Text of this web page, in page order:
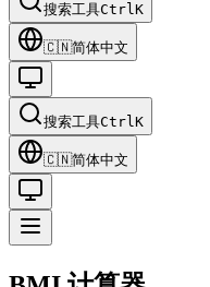
搜索工具CtrlK
🇨🇳简体中文
搜索工具CtrlK
🇨🇳简体中文